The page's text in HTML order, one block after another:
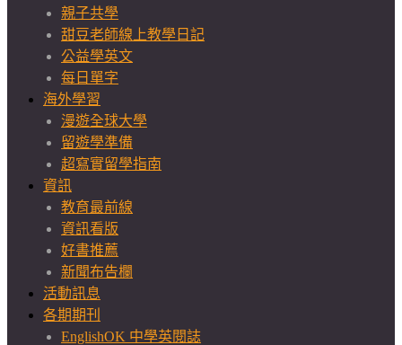
親子共學
甜豆老師線上教學日記
公益學英文
每日單字
海外學習
漫遊全球大學
留遊學準備
超寫實留學指南
資訊
教育最前線
資訊看版
好書推薦
新聞布告欄
活動訊息
各期期刊
EnglishOK 中學英閱誌